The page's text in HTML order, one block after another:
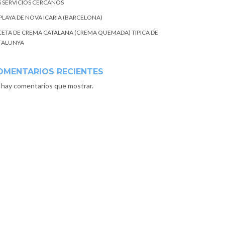
SERVICIOS CERCANOS
DE NOVA ICARIA (BARCELONA)
DE CREMA CATALANA (CREMA QUEMADA) TIPICA DE
RECIENTES
comentarios que mostrar.